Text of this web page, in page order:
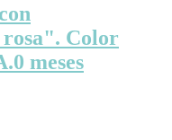
Color
meses